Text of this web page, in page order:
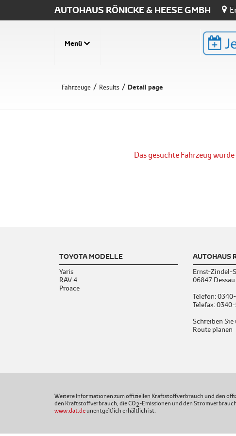
AUTOHAUS RÖNICKE & HEESE GMBH
Menü
Fahrzeuge Results Detail page
Das gesuchte Fahrzeug
TOYOTA MODELLE
Yaris
RAV 4
Proace
AUTOHAUS
Ernst-Zindel-
06847
Telefon:
Telefax:
Schreiben Sie
Route planen
Weitere Informationen zum offiziellen Kraftstoffverbrauch und den
den Kraftstoffverbrauch, die CO2-Emissionen und den
www.dat.deunentgeltlich erhältlich ist.